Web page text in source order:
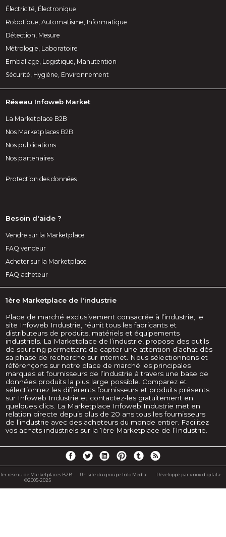
Électricité, Électronique
Robotique, Automatisme, Informatique
Détection, Mesure
Métrologie, Laboratoire
Emballage, Logistique, Manutention
Sécurité, Hygiène, Environnement
Réseau Infoweb Market
La Marketplace B2B
Nos Marketplaces B2B
Nos publications
Nos partenaires
Protection des données
Besoin d'aide ?
Vendre sur la Marketplace
FAQ vendeur
Acheter sur la Marketplace
FAQ acheteur
1ère Marketplace de l'industrie
Place de marché exclusivement consacrée à l’industrie, le
site Infoweb Industrie, réunit tous les fabricants et
distributeurs de produits, matériels et équipements
industriels. La Marketplace de l’industrie, propose des outils
de sourcing permettant de capter une attention d’achat dès
sa phase de recherche sur internet. Nous sélectionnons et
référençons sur notre place de marché les principales
marques et fournisseurs de l’industrie à travers une base de
données produits la plus large possible. Comparez et
sélectionnez les différents fournisseurs et produits présents
sur Infoweb Industrie et contactez-les gratuitement en
quelques clics. La Marketplace Infoweb Industrie met en
relation directe depuis plus de 20 ans tous les fournisseurs
de l’industrie avec des acheteurs du monde entier. Facilitez
vos achats industriels sur la 1ère Marketplace de l’Industrie.
1er réseau de Marketplaces B2B -
©2005-2025
Un site du groupe Info Media Développé par « nox digital »